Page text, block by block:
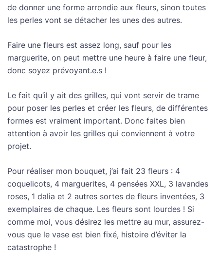
de donner une forme arrondie aux fleurs, sinon toutes
les perles vont se détacher les unes des autres.
Faire une fleurs est assez long, sauf pour les
marguerite, on peut mettre une heure à faire une fleur,
donc soyez prévoyant.e.s !
Le fait qu’il y ait des grilles, qui vont servir de trame
pour poser les perles et créer les fleurs, de différentes
formes est vraiment important. Donc faites bien
attention à avoir les grilles qui conviennent à votre
projet.
Pour réaliser mon bouquet, j’ai fait 23 fleurs : 4
coquelicots, 4 marguerites, 4 pensées XXL, 3 lavandes
roses, 1 dalia et 2 autres sortes de fleurs inventées, 3
exemplaires de chaque. Les fleurs sont lourdes ! Si
comme moi, vous désirez les mettre au mur, assurez-
vous que le vase est bien fixé, histoire d’éviter la
catastrophe !